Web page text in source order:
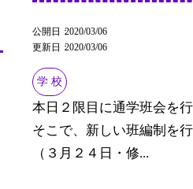
公開日 2020/03/06
更新日 2020/03/06
学 校
本日２限目に通学班会を行
そこで、新しい班編制を
（３月２４日・修...